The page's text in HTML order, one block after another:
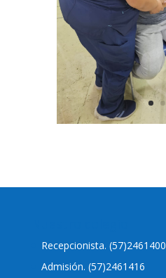
Recepcionista. (57)2461400
Admisión. (57)2461416